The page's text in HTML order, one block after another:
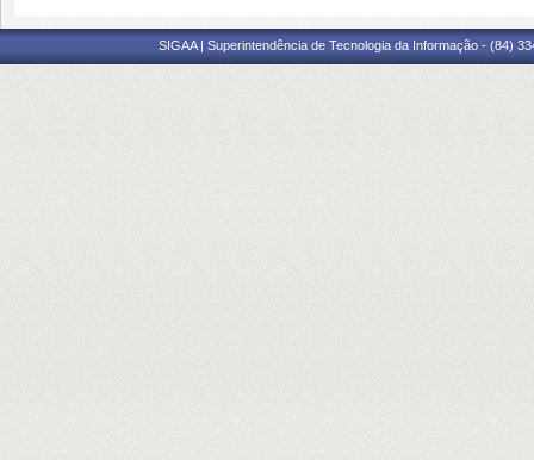
SIGAA | Superintendência de Tecnologia da Informação - (84)